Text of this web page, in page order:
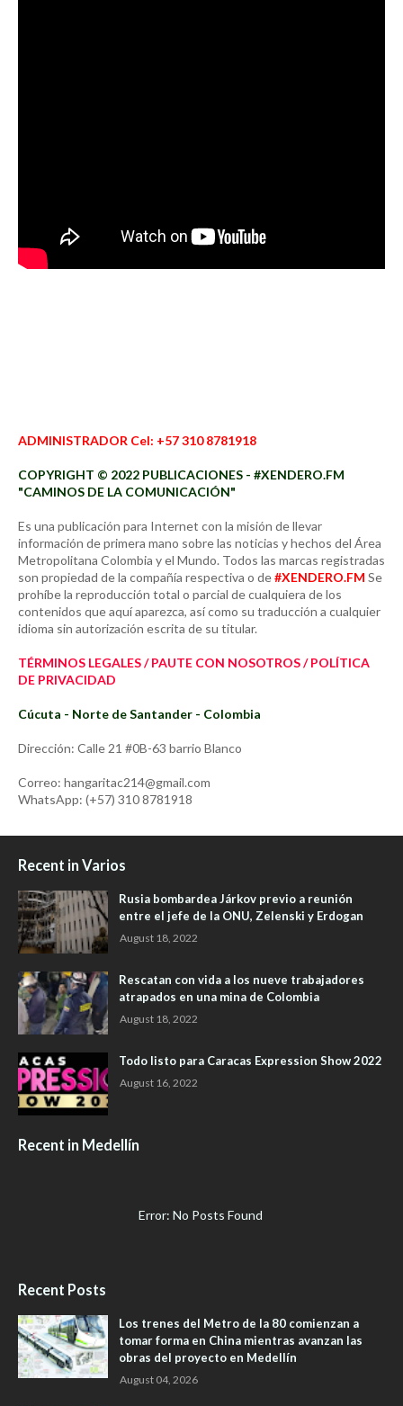
ADMINISTRADOR Cel: +57 310 8781918
COPYRIGHT © 2022 PUBLICACIONES - #XENDERO.FM
"CAMINOS DE LA COMUNICACIÓN"
Es una publicación para Internet con la misión de llevar
información de primera mano sobre las noticias y hechos del Área
Metropolitana Colombia y el Mundo. Todos las marcas registradas
son propiedad de la compañía respectiva o de#XENDERO.FM Se
prohíbe la reproducción total o parcial de cualquiera de los
contenidos que aquí aparezca, así como su traducción a cualquier
idioma sin autorización escrita de su titular.
TÉRMINOS LEGALES / PAUTE CON NOSOTROS / POLÍTICA
DE PRIVACIDAD
Cúcuta - Norte de Santander - Colombia
Dirección: Calle 21 #0B-63 barrio Blanco
Correo: hangaritac214@gmail.com
WhatsApp: (+57) 310 8781918
Recent in Varios
Rusia bombardea Járkov previo a reunión
entre el jefe de la ONU, Zelenski y Erdogan
August 18, 2022
Rescatan con vida a los nueve trabajadores
atrapados en una mina de Colombia
August 18, 2022
Todo listo para Caracas Expression Show 2022
August 16, 2022
Recent in Medellín
Error: No Posts Found
Recent Posts
Los trenes del Metro de la 80 comienzan a
tomar forma en China mientras avanzan las
obras del proyecto en Medellín
August 04, 2026